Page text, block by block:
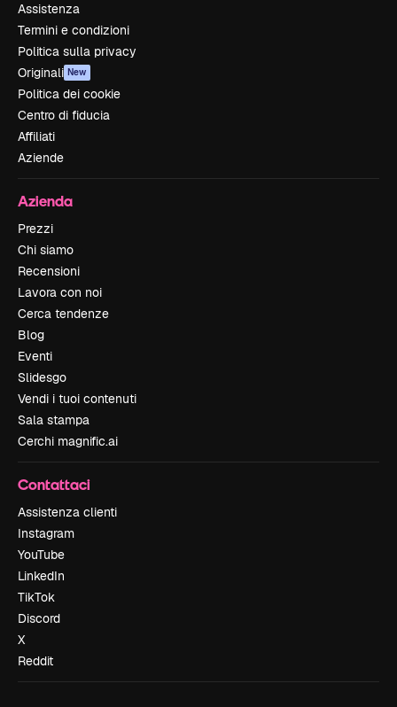
Assistenza
Termini e condizioni
Politica sulla privacy
Originali New
Politica dei cookie
Centro di fiducia
Affiliati
Aziende
Azienda
Prezzi
Chi siamo
Recensioni
Lavora con noi
Cerca tendenze
Blog
Eventi
Slidesgo
Vendi i tuoi contenuti
Sala stampa
Cerchi magnific.ai
Contattaci
Assistenza clienti
Instagram
YouTube
LinkedIn
TikTok
Discord
X
Reddit